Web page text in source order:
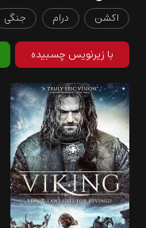
اکشن درام جنگی
با زیرنویس چسبیده